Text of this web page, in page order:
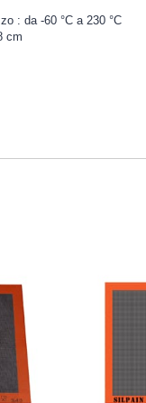
: da -60 °C a 230 °C
cm